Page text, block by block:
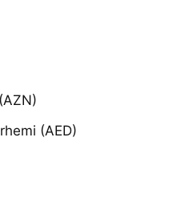
(AED)